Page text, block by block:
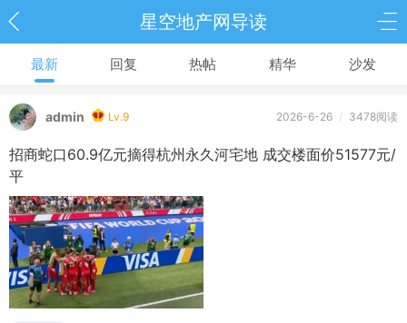
星空地产网导读
最新 回复 热帖 精华 沙发
admin Lv.9 2026-6-26 / 3478阅读
招商蛇口60.9亿元摘得杭州永久河宅地 成交楼面价51577元/
平